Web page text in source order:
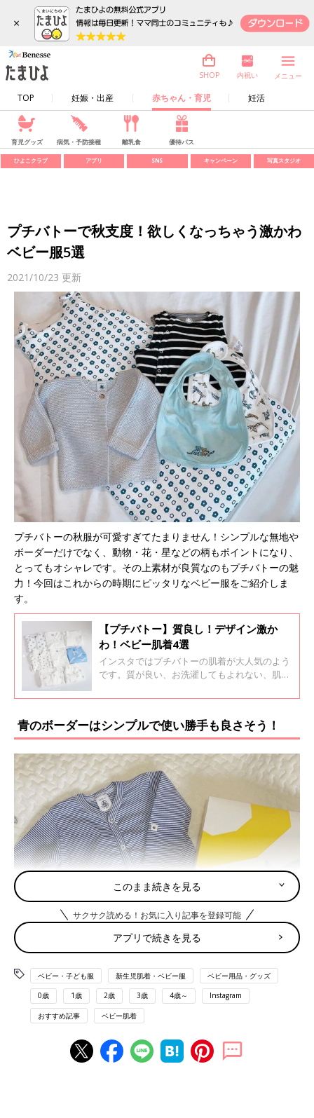
×
TOP 妊娠・出産 赤ちゃん・育児 妊活
SHOP 内祝い メニュー
育児グッズ 病気・予防接種 離乳食 優待パス
ひよこクラブ アプリ SNS キャンペーン 写真スタジオ
プチバトーで秋支度！欲しくなっちゃう激かわ
ベビー服5選
2021/10/23 更新
プチバトーの秋服が可愛すぎてたまりません！シンプルな無地や
ボーダーだけでなく、動物・花・星などの柄もポイントになり、
とってもオシャレです。その上素材が良質なのもプチバトーの魅
力！今回はこれからの時期にピッタリなベビー服をご紹介しま
す。
【プチバトー】質良し！デザイン激か
わ！ベビー肌着4選
インスタではプチバトーの肌着が大人気のよう
です。質が良い、お洗濯してもよれない、肌触
使ってみた結果とても良かったので、追加で購
なプチバトーのキュートな肌着たちをご紹介し
ます。
青のボーダーはシンプルで使い勝手も良さそう！
出典：Instagramアカウント「tamu_0831_」
このまま続きを見る
サクサク読める！お気に入り記事を登録可能
アプリで続きを見る
ベビー・子ども服 新生児肌着・ベビー服 ベビー用品・グッズ
0歳 1歳 2歳 3歳 4歳～ Instagram
おすすめ記事 ベビー肌着